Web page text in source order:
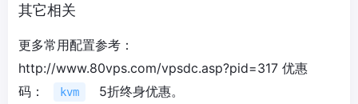
其它相关
更多常用配置参考：
http://www.80vps.com/vpsdc.asp?pid=317 优惠
码：
kvm 5折终身优惠。